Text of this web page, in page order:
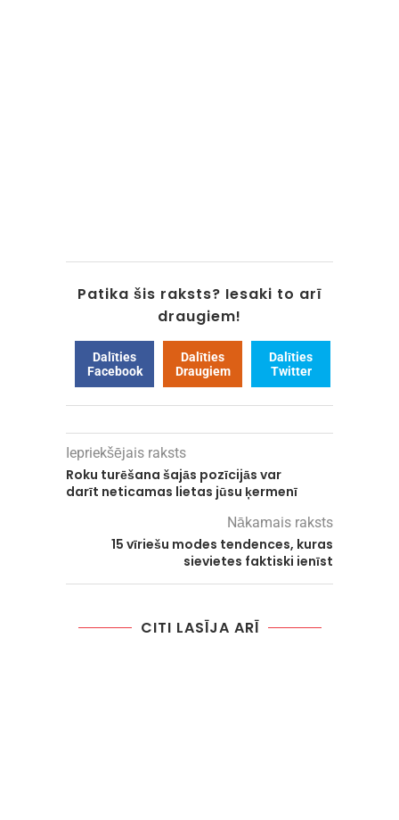
Patika šis raksts? Iesaki to arī
draugiem!
Dalīties
Facebook
Dalīties
Draugiem
Dalīties
Twitter
Iepriekšējais raksts
Roku turēšana šajās pozīcijās var
darīt neticamas lietas jūsu ķermenī
Nākamais raksts
15 vīriešu modes tendences, kuras
sievietes faktiski ienīst
CITI LASĪJA ARĪ